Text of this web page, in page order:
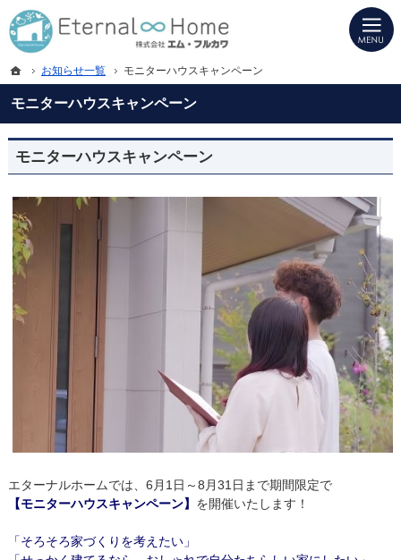
モニターハウスキャンペーン
プロの目線からご提案。岐阜県海津市・西濃地域の注文住宅・新築戸建てを手が
岐阜県海津市・西濃地域の新築・注文住宅・新築戸建てを手がける工務店ならエ
モニターハウスキャンペーン
エターナルホームでは、6月1日～8月31日まで期間限定で
【モニターハウスキャンペーン】 を開催いたします！
「そろそろ家づくりを考えたい」
ホーム
お知らせ一覧 モニターハウスキャンペーン